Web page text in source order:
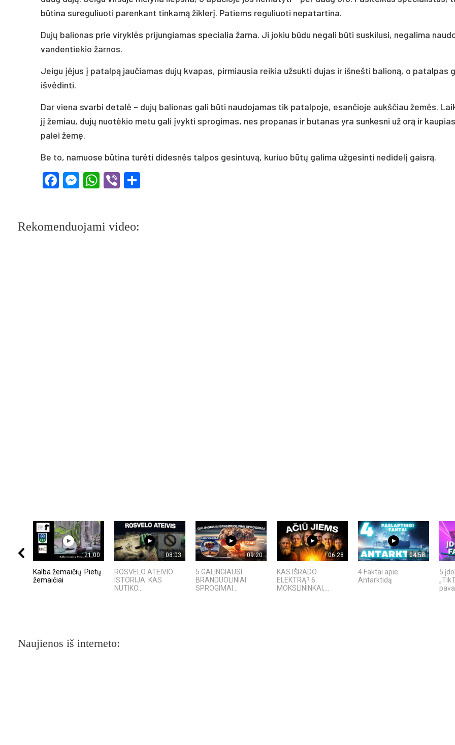
būtina sureguliuoti parenkant tinkamą žiklerį. Patiems reguliuoti nepatartina.
Dujų balionas prie viryklės prijungiamas specialia žarna. Ji jokiu būdu negali būti suskilusi, negalima
vandentiekio žarnos.
Jeigu įėjus į patalpą jaučiamas dujų kvapas, pirmiausia reikia užsukti dujas ir išnešti balioną, o patalpas
išvėdinti.
Dar viena svarbi detalė – dujų balionas gali būti naudojamas tik patalpoje, esančioje aukščiau žemės.
jį žemiau, dujų nuotėkio metu gali įvykti sprogimas, nes propanas ir butanas yra sunkesni už orą ir
palei žemę.
Be to, namuose būtina turėti didesnės talpos gesintuvą, kuriuo būtų galima užgesinti nedidelį gaisrą.
Facebook
Messenger
WhatsApp
Viber
Rekomenduojami video:
21:00
Kalba žemaičių. Pietų
žemaičiai
08:03
ROSVELO ATEIVIO
ISTORIJA: KAS
NUTIKO...
09:20
5 GALINGIAUSI
BRANDUOLINIAI
SPROGIMAI...
06:28
KAS IŠRADO
ELEKTRĄ? 6
MOKSLININKAI,...
04:58
4 Faktai apie
Antarktidą
5
Naujienos iš interneto: